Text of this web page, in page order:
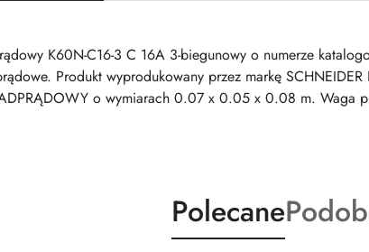
K60N-C16-3 C 16A 3-biegunowy o numerze
Produkt wyprodukowany przez markę SCHNEIDER
o wymiarach 0.07 x 0.05 x 0.08 m. Waga
Produkty
Polecane